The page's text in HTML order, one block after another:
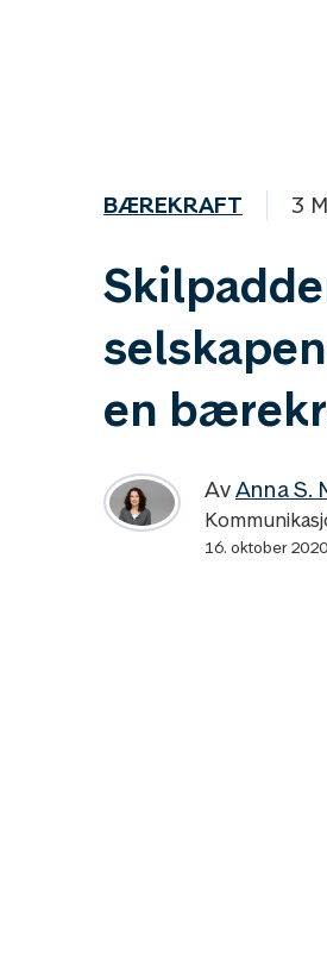
BÆREKRAFT 3
en
AvAnna S.
16. oktober 2020